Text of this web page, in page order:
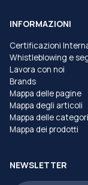
INFORMAZIONI
Certificazioni
Whistleblowing e
Lavora con noi
Brands
Mappa delle pagine
Mappa degli articoli
Mappa delle
Mappa dei prodotti
NEWSLETTER